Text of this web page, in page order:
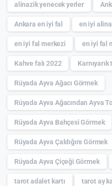
alinazik yenecek yerler
Ankara en iyi fal en iyi
en iyi fal merkezi en iyi fal
Kahve falı 2022
Rüyada Ayva Ağacı Görmek
Rüyada Ayva Ağacından Ayva
Rüyada Ayva Bahçesi Görmek
Rüyada Ayva Çaldığını Görmek
Rüyada Ayva Çiçeği Görmek
tarot adalet kartı tarot ay